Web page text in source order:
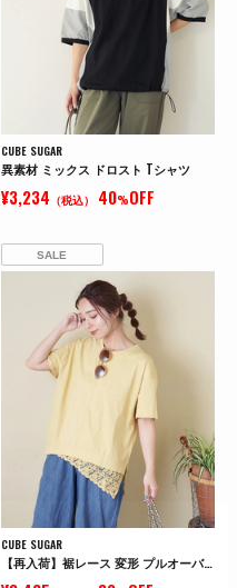
CUBE SUGAR
異素材 ミックス ドロスト Tシャツ
¥3,234 （税込） 40%OFF
SALE
CUBE SUGAR
【再入荷】裾レース 変形 プルオーバー Tシャツ